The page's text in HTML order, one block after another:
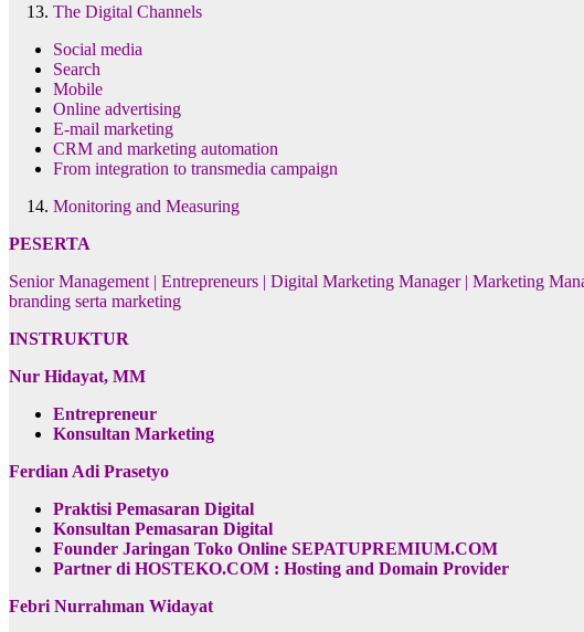
The Digital Channels
Social media
Search
Mobile
Online advertising
E-mail marketing
CRM and marketing automation
From integration to transmedia campaign
Monitoring and Measuring
PESERTA
Senior Management | Entrepreneurs | Digital Marketing Manager | Marketing
branding serta marketing
INSTRUKTUR
Nur Hidayat, MM
Entrepreneur
Konsultan Marketing
Ferdian Adi Prasetyo
Praktisi Pemasaran Digital
Konsultan Pemasaran Digital
Founder Jaringan Toko Online SEPATUPREMIUM.COM
Partner di HOSTEKO.COM : Hosting and Domain Provider
Febri Nurrahman Widayat